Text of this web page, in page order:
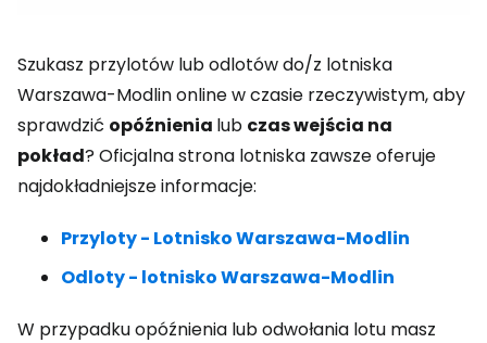
Szukasz przylotów lub odlotów do/z lotniska
Warszawa-Modlin online w czasie rzeczywistym, aby
sprawdzić opóźnienia lub czas wejścia na
pokład? Oficjalna strona lotniska zawsze oferuje
najdokładniejsze informacje:
Przyloty - Lotnisko Warszawa-Modlin
Odloty - lotnisko Warszawa-Modlin
W przypadku opóźnienia lub odwołania lotu masz